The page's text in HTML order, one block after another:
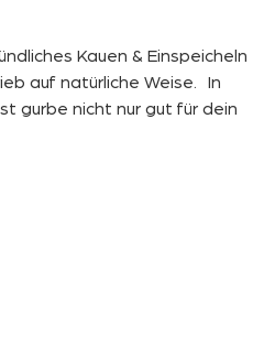
Kauen & Einspeicheln
auf natürliche Weise. In
gurbe nicht nur gut für dein